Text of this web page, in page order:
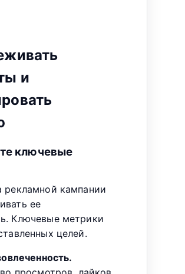
и
ключевые
рекламной кампании
ее
Ключевые метрики
целей.